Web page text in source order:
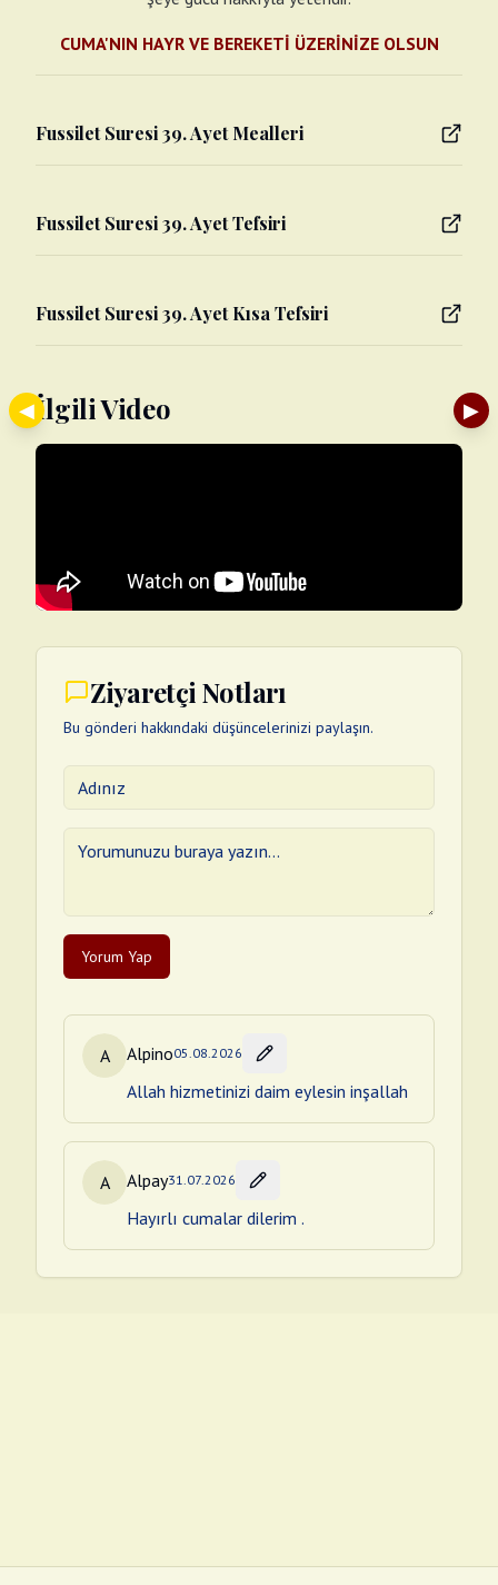
CUMA'NIN HAYR VE BEREKETİ ÜZERİNİZE OLSUN
Fussilet Suresi 39. Ayet Mealleri
Fussilet Suresi 39. Ayet Tefsiri
Fussilet Suresi 39. Ayet Kısa Tefsiri
İlgili Video
Ziyaretçi Notları
Bu gönderi hakkındaki düşüncelerinizi paylaşın.
Yorum Yap
A Alpino05.08.2026
Allah hizmetinizi daim eylesin inşallah
A Alpay31.07.2026
Hayırlı cumalar dilerim .
◀ ▶